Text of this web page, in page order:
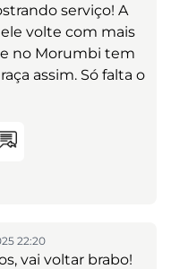
serviço! A
volte com mais
no Morumbi tem
assim. Só falta o
22:20
vai voltar brabo!